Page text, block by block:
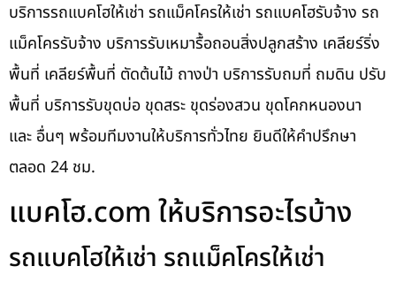
บริการรถแบคโฮให้เช่า รถแม็คโครให้เช่า รถแบคโฮรับจ้าง รถ
แม็คโครรับจ้าง บริการรับเหมารื้อถอนสิ่งปลูกสร้าง เคลียร์ริ่ง
พื้นที่ เคลียร์พื้นที่ ตัดต้นไม้ ถางป่า บริการรับถมที่ ถมดิน ปรับ
พื้นที่ บริการรับขุดบ่อ ขุดสระ ขุดร่องสวน ขุดโคกหนองนา
และ อื่นๆ พร้อมทีมงานให้บริการทั่วไทย ยินดีให้คำปรึกษา
ตลอด 24 ชม.
แบคโฮ.com ให้บริการอะไรบ้าง
รถแบคโฮให้เช่า รถแม็คโครให้เช่า